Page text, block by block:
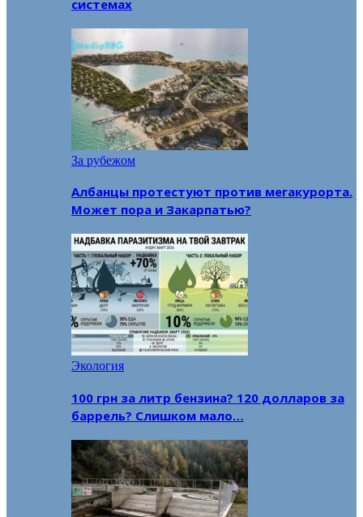
системах
За рубежом
Албанцы протестуют против мегакурорта.
Может пора и Закарпатью?
Экология
100 грн за литр бензина? 120 долларов за
баррель? Слишком мало…